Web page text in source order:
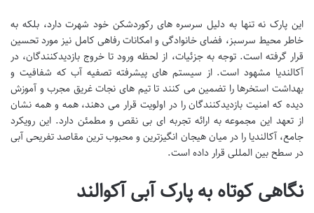
این پارک نه تنها به دلیل سرسره های رکوردشکن خود شهرت دارد، بلکه به
خاطر محیط سرسبز، فضای خانوادگی و امکانات رفاهی کامل نیز مورد تحسین
قرار گرفته است. توجه به جزئیات، از لحظه ورود تا خروج بازدیدکنندگان، در
آکالندیا مشهود است. از سیستم های پیشرفته تصفیه آب که شفافیت و
بهداشت استخرها را تضمین می کنند تا تیم های نجات غریق مجرب و آموزش
دیده که امنیت بازدیدکنندگان را در اولویت قرار می دهند، همه و همه نشان
از تعهد این مجموعه به ارائه تجربه ای بی نقص و مطمئن دارد. این رویکرد
جامع، آکالندیا را در میان هیجان انگیزترین و محبوب ترین مقاصد تفریحی آبی
در سطح بین المللی قرار داده است.
نگاهی کوتاه به پارک آبی آکوالند